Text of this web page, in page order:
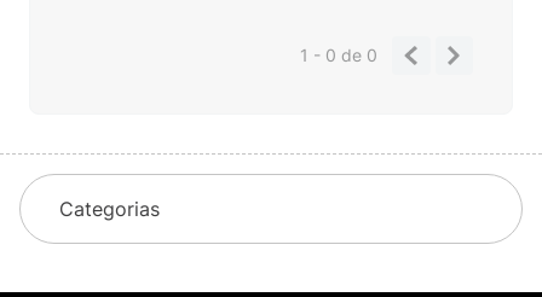
1 - 0de 0
Categorias